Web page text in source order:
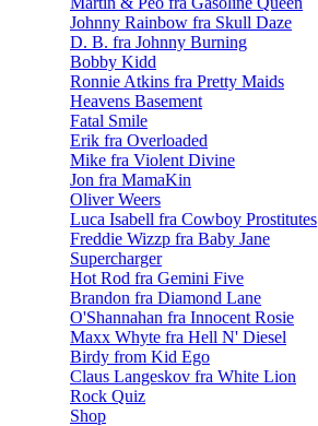
Johnny Rainbow fra Skull Daze
D. B. fra Johnny Burning
Bobby Kidd
Ronnie Atkins fra Pretty Maids
Heavens Basement
Fatal Smile
Erik fra Overloaded
Mike fra Violent Divine
Jon fra MamaKin
Oliver Weers
Luca Isabell fra Cowboy Prostitutes
Freddie Wizzp fra Baby Jane
Supercharger
Hot Rod fra Gemini Five
Brandon fra Diamond Lane
O'Shannahan fra Innocent Rosie
Maxx Whyte fra Hell N' Diesel
Birdy from Kid Ego
Claus Langeskov fra White Lion
Rock Quiz
Shop